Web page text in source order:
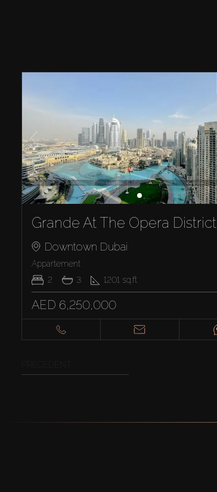
Grande At The Opera District
Downtown Dubai
Appartement
2
3 1201 sq.ft
AED 6,250,000